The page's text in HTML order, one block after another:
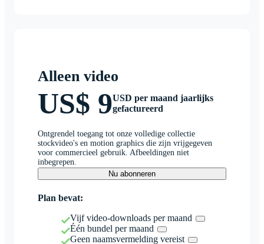
Alleen video
US$ 9USD per maand jaarlijks
gefactureerd
Ontgrendel toegang tot onze volledige collectie
stockvideo's en motion graphics die zijn vrijgegeven
voor commercieel gebruik. Afbeeldingen niet
inbegrepen.
Nu abonneren
Plan bevat:
Vijf video-downloads per maand
Één bundel per maand
Geen naamsvermelding vereist